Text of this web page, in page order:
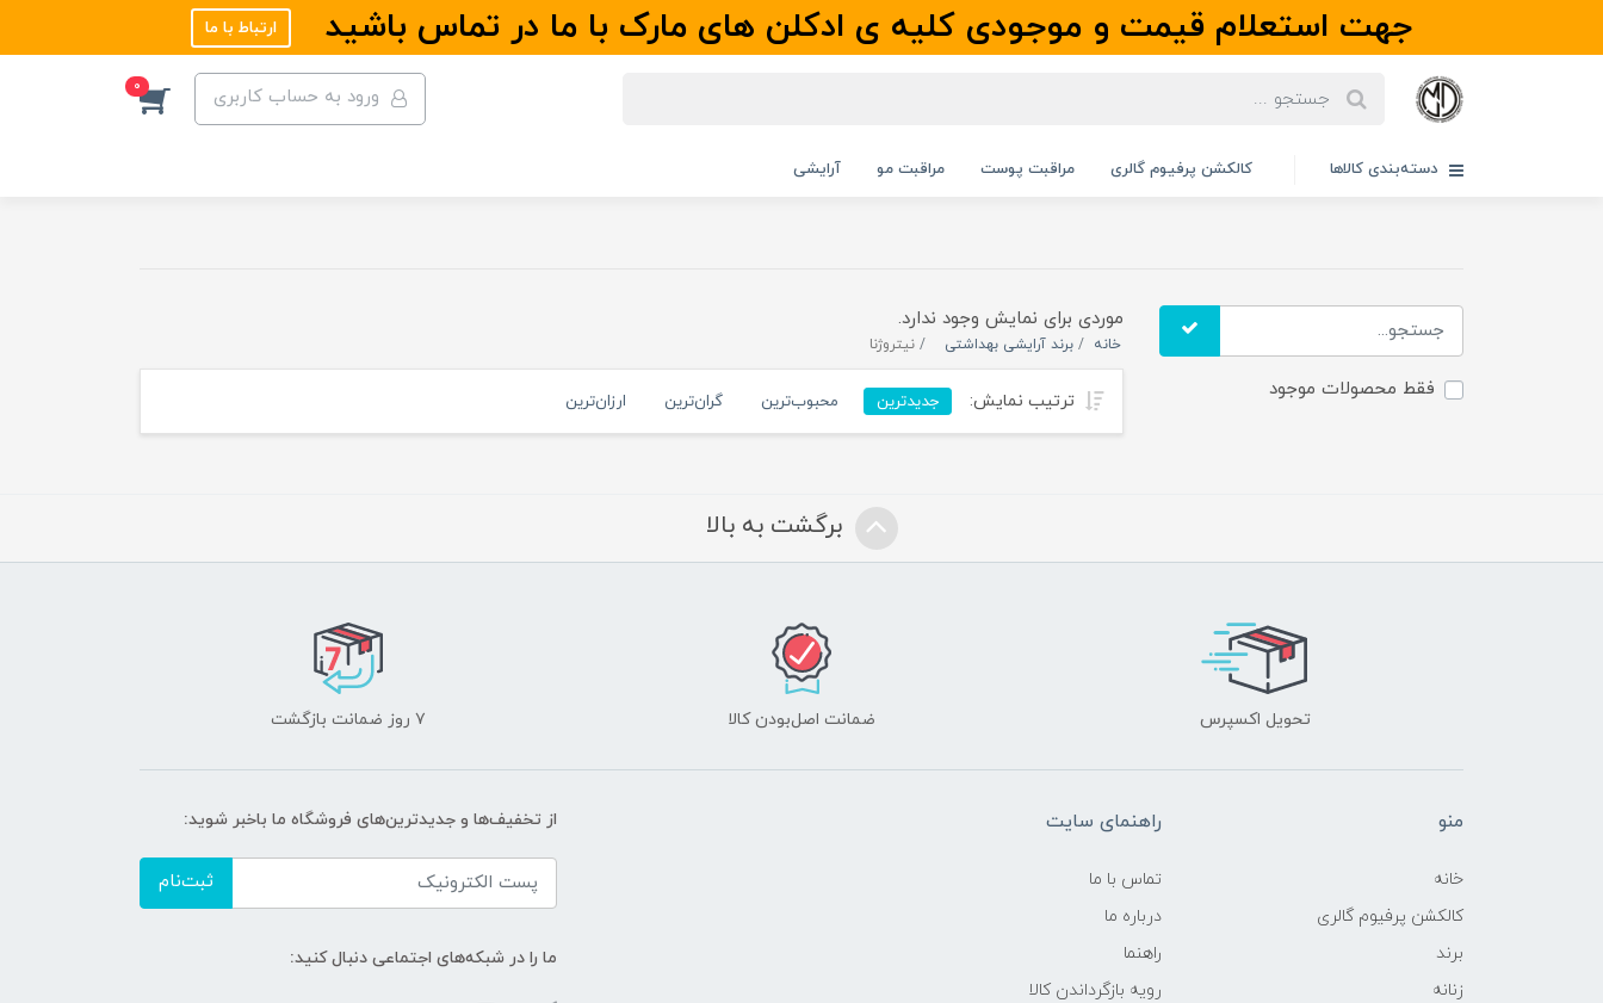
جهت استعلام قیمت و موجودی کلیه ی ادکلن های مارک با ما در تماس باشید ارتباط با ما
ورود به حساب کاربری 0
دسته‌بندی کالاها کالکشن پرفیوم گالری مراقبت پوست مراقبت مو آرایشی
فقط محصولات موجود
موردی برای نمایش وجود ندارد.
خانه برند آرایشی بهداشتی نیتروژنا
ترتیب نمایش: جدیدترین محبوب‌ترین گران‌ترین ارزان‌ترین
برگشت به بالا
تحویل اکسپرس ضمانت اصل‌بودن کالا ۷ روز ضمانت بازگشت
منو
خانه
کالکشن پرفیوم گالری
برند
زنانه
راهنمای سایت
تماس با ما
درباره ما
راهنما
رویه‌ بازگرداندن کالا
از تخفیف‌ها و جدیدترین‌های فروشگاه ما باخبر شوید:
ثبت‌نام
ما را در شبکه‌های اجتماعی دنبال کنید: